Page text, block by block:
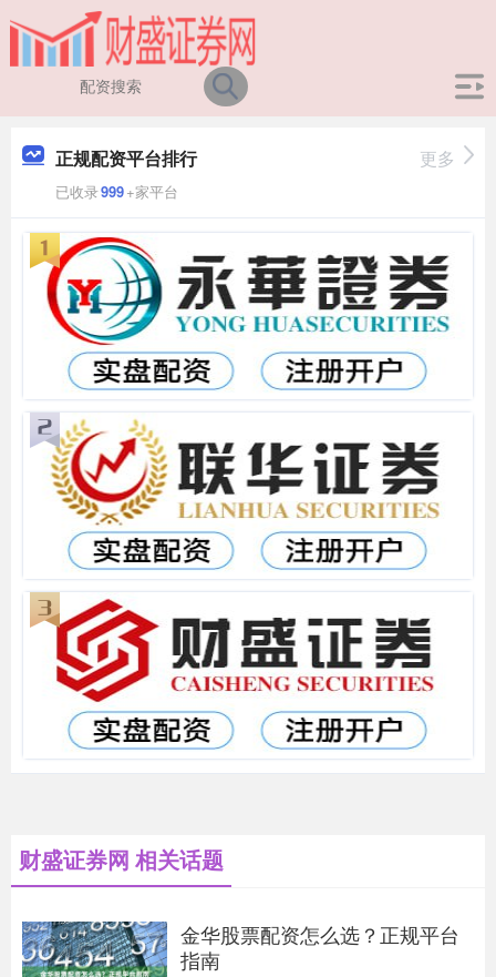
正规配资平台排行
已收录999+家平台
更多
财盛证券网 相关话题
金华股票配资怎么选？正规平台
指南